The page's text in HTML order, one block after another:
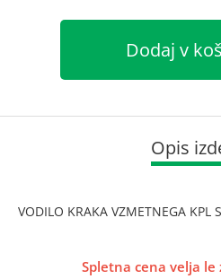
Dodaj v
Opis
VODILO KRAKA VZMETNEGA KPL
Spletna cena velja